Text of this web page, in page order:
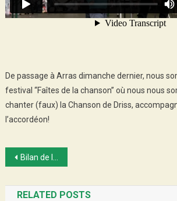
De passage à Arras dimanche dernier, nous
festival “Faîtes de la chanson” où nous nous
chanter (faux) la Chanson de Driss,
l’accordéon!
Post
navigation
Bilan de la traversée Picardie – Pas de Calais
RELATED POSTS